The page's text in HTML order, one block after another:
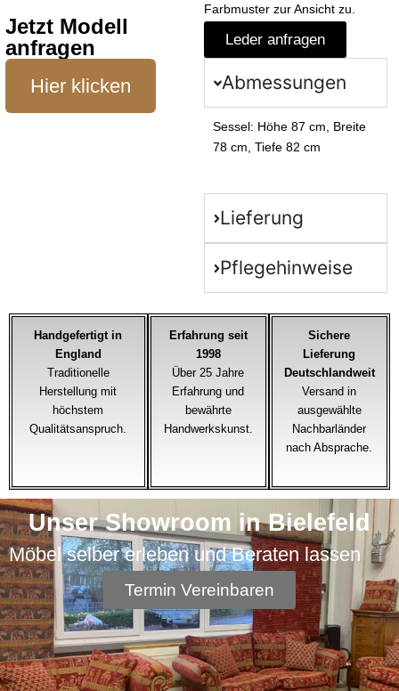
Jetzt Modell
anfragen
Hier klicken
Farbmuster zur Ansicht zu.
Leder anfragen
Abmessungen
Sessel: Höhe 87 cm, Breite
78 cm, Tiefe 82 cm
Lieferung
Pflegehinweise
Handgefertigt in
England
Traditionelle
Herstellung mit
höchstem
Qualitätsanspruch.
Erfahrung seit
1998
Über 25 Jahre
Erfahrung und
bewährte
Handwerkskunst.
Sichere
Lieferung
Deutschlandweit
Versand in
ausgewählte
Nachbarländer
nach Absprache.
Unser Showroom in Bielefeld
Möbel selber erleben und Beraten lassen
Termin Vereinbaren